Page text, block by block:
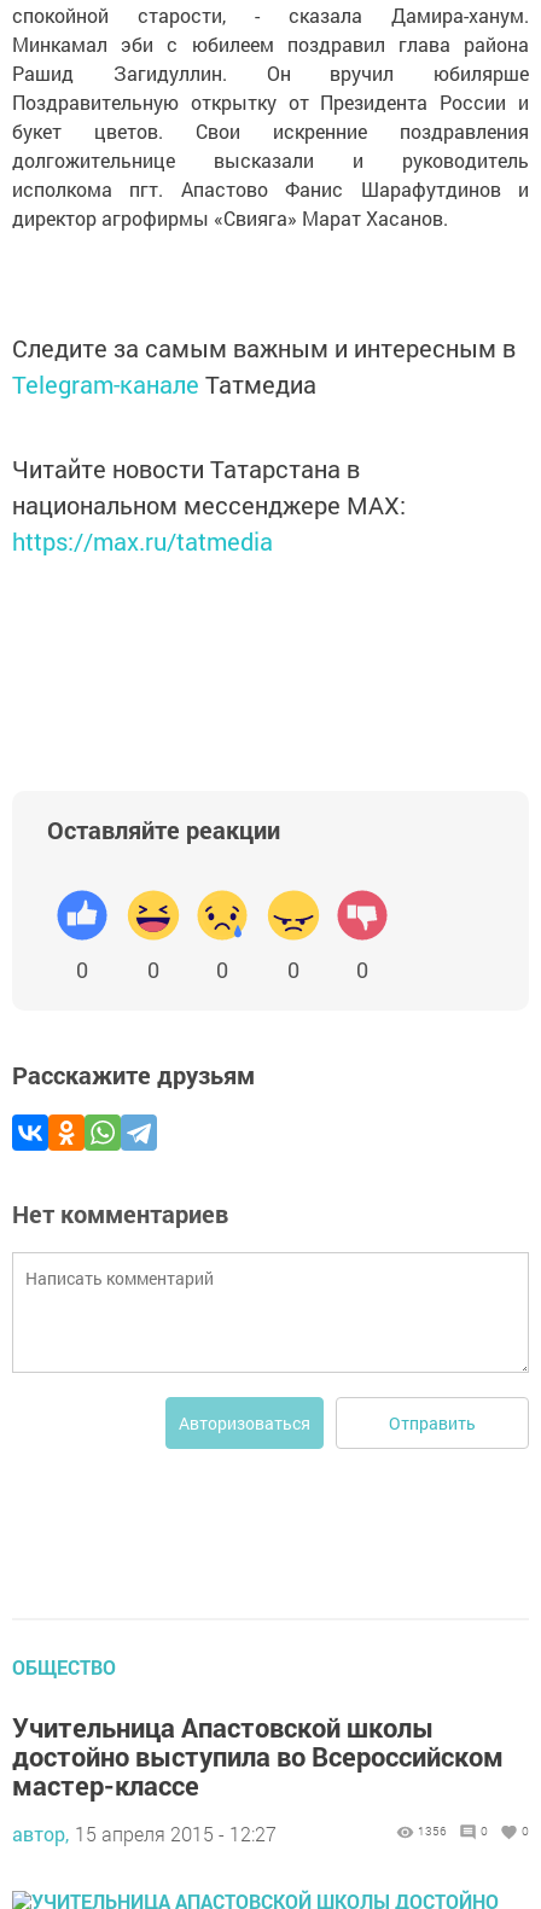
спокойной старости, - сказала Дамира-ханум.
Минкамал эби с юбилеем поздравил глава района
Рашид Загидуллин. Он вручил юбилярше
Поздравительную открытку от Президента России и
букет цветов. Свои искренние поздравления
долгожительнице высказали и руководитель
исполкома пгт. Апастово Фанис Шарафутдинов и
директор агрофирмы «Свияга» Марат Хасанов.
Следите за самым важным и интересным в
Telegram-канале Татмедиа
Читайте новости Татарстана в
национальном мессенджере MАХ:
https://max.ru/tatmedia
Оставляйте реакции
0 0 0 0 0
Расскажите друзьям
Нет комментариев
Авторизоваться Отправить
ОБЩЕСТВО
Учительница Апастовской школы
достойно выступила во Всероссийском
мастер-классе
автор, 15 апреля 2015 - 12:27 1356 0 0